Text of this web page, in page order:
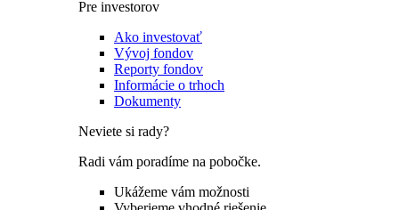
Pre investorov
Ako investovať
Vývoj fondov
Reporty fondov
Informácie o trhoch
Dokumenty
Neviete si rady?
Radi vám poradíme na pobočke.
Ukážeme vám možnosti